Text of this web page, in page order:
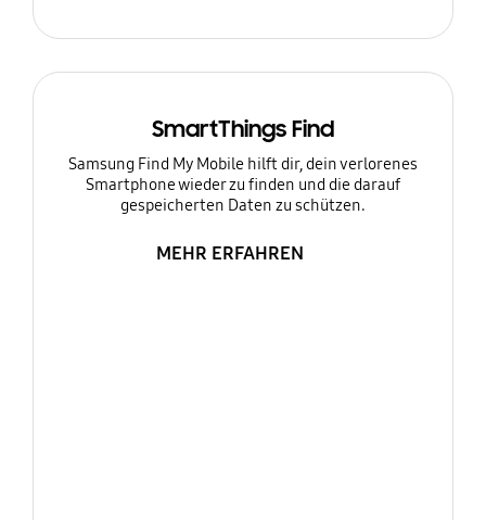
SmartThings Find
Samsung Find My Mobile hilft dir, dein verlorenes
Smartphone wieder zu finden und die darauf
gespeicherten Daten zu schützen.
MEHR ERFAHREN